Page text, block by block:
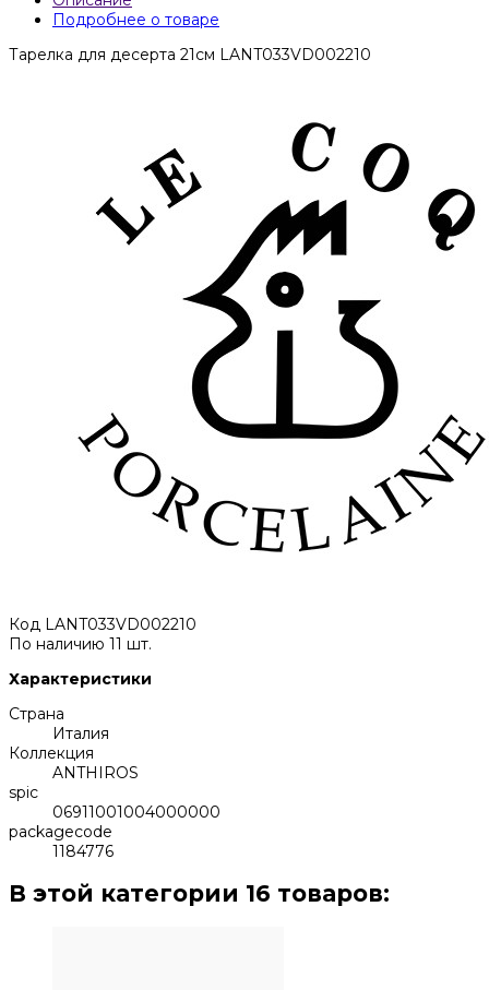
Подробнее о товаре
Тарелка для десерта 21см LANT033VD002210
Код LANT033VD002210
По наличию 11 шт.
Характеристики
Страна
Италия
Коллекция
ANTHIROS
spic
06911001004000000
packagecode
1184776
В этой категории 16 товаров: